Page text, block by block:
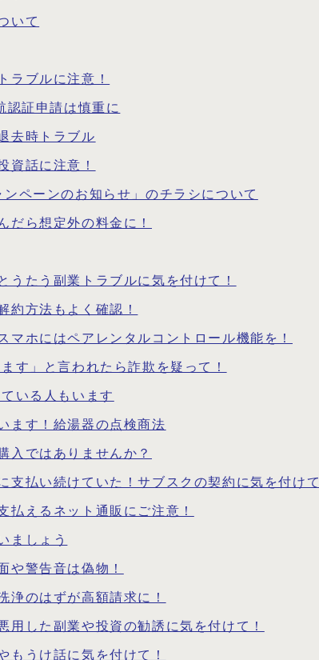
いて
ラブルに注意！
認証申請は慎重に
去時トラブル
資話に注意！
ンペーンのお知らせ」のチラシについて
だら想定外の料金に！
うたう副業トラブルに気を付けて！
約方法もよく確認！
マホにはペアレンタルコントロール機能を！
す」と言われたら詐欺を疑って！
いる人もいます
ます！給湯器の点検商法
入ではありませんか？
支払い続けていた！サブスクの契約に気を付けて
払えるネット通販にご注意！
ましょう
や警告音は偽物！
浄のはずが高額請求に！
用した副業や投資の勧誘に気を付けて！
もうけ話に気を付けて！